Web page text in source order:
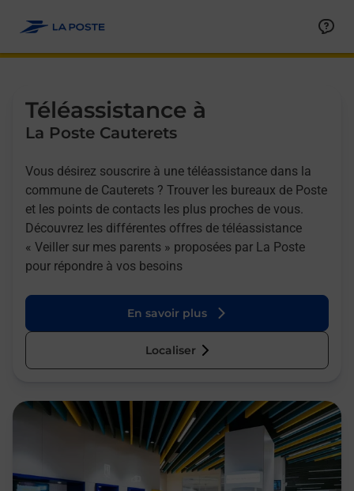
Téléassistance à
La Poste Cauterets
Vous désirez souscrire à une téléassistance dans la
commune de Cauterets ? Trouver les bureaux de Poste
et les points de contacts les plus proches de vous.
Découvrez les différentes offres de téléassistance
« Veiller sur mes parents » proposées par La Poste
pour répondre à vos besoins
En savoir plus
Localiser